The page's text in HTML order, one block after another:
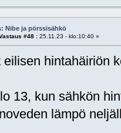
Nibe ja pörssisähkö
#48 :25.11.23 - klo:10:40 »
eilisen hintahäiriön
13, kun sähkön
lämpö